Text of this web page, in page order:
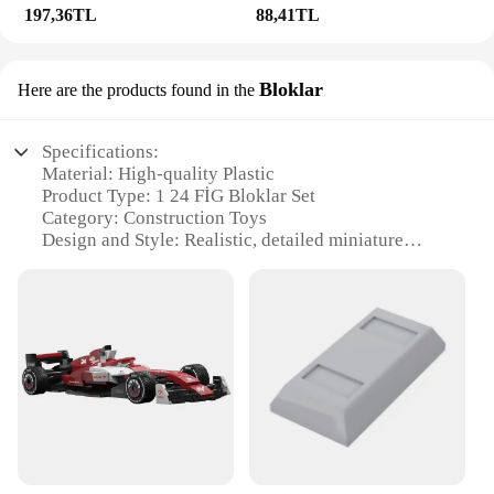
197,36TL 88,41TL
Here are the products found in the Bloklar
Specifications:
Material: High-quality Plastic
Product Type: 1 24 FİG Bloklar Set
Category: Construction Toys
Design and Style: Realistic, detailed miniature
Typical Adaptive Scenario: For children aged 6 and
Shape or Size or Weight or Quantity: Compact,
lightweight, and easy to handle